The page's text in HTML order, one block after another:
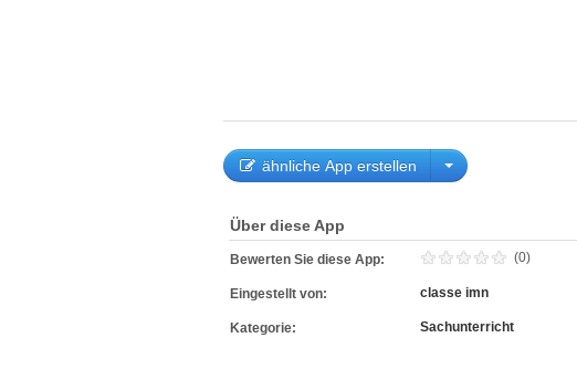
ähnliche App erstellen
Über diese App
Bewerten Sie diese App: (0)
Eingestellt von: classe imn
Kategorie: Sachunterricht